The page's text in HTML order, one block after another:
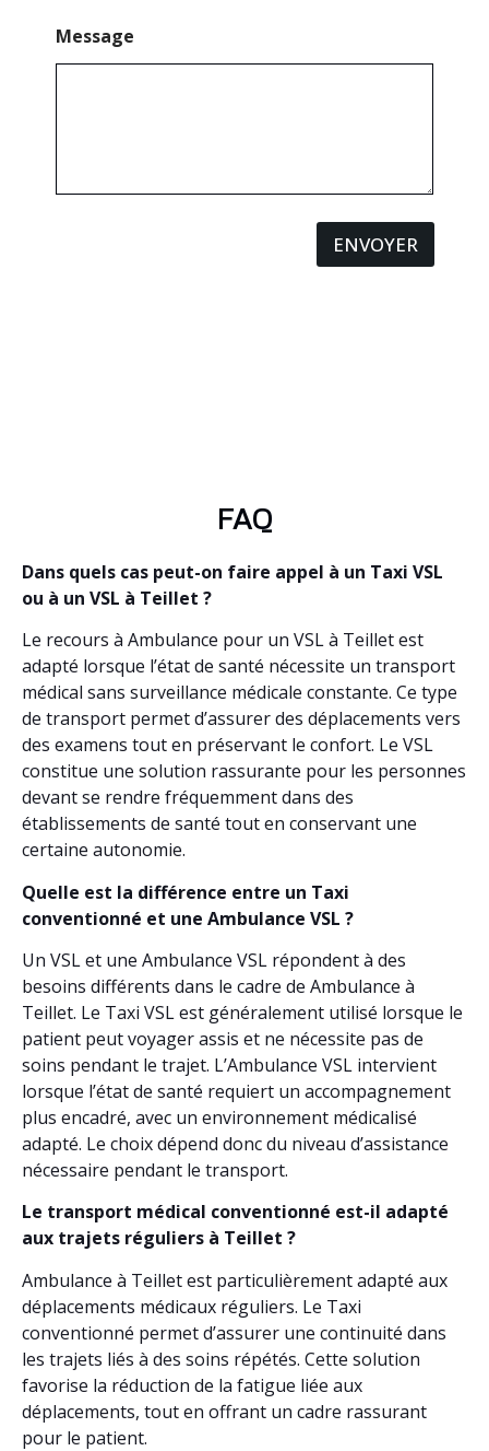
Message
ENVOYER
FAQ
Dans quels cas peut-on faire appel à un Taxi VSL
ou à un VSL à Teillet ?
Le recours à Ambulance pour un VSL à Teillet est
adapté lorsque l’état de santé nécessite un transport
médical sans surveillance médicale constante. Ce type
de transport permet d’assurer des déplacements vers
des examens tout en préservant le confort. Le VSL
constitue une solution rassurante pour les personnes
devant se rendre fréquemment dans des
établissements de santé tout en conservant une
certaine autonomie.
Quelle est la différence entre un Taxi
conventionné et une Ambulance VSL ?
Un VSL et une Ambulance VSL répondent à des
besoins différents dans le cadre de Ambulance à
Teillet. Le Taxi VSL est généralement utilisé lorsque le
patient peut voyager assis et ne nécessite pas de
soins pendant le trajet. L’Ambulance VSL intervient
lorsque l’état de santé requiert un accompagnement
plus encadré, avec un environnement médicalisé
adapté. Le choix dépend donc du niveau d’assistance
nécessaire pendant le transport.
Le transport médical conventionné est-il adapté
aux trajets réguliers à Teillet ?
Ambulance à Teillet est particulièrement adapté aux
déplacements médicaux réguliers. Le Taxi
conventionné permet d’assurer une continuité dans
les trajets liés à des soins répétés. Cette solution
favorise la réduction de la fatigue liée aux
déplacements, tout en offrant un cadre rassurant
pour le patient.